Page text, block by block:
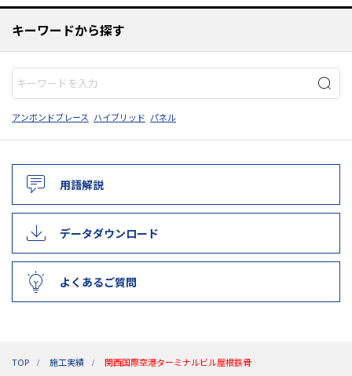
キーワードから探す
アンボンドブレース ハイブリッド パネル
用語解説
データダウンロード
よくあるご質問
TOP 施工実績 関西国際空港ターミナルビル屋根鉄骨